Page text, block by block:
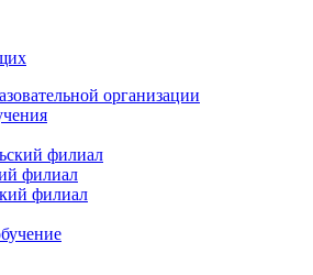
организации
филиал
филиал
филиал